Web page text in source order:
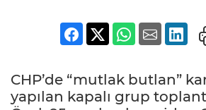
CHP’de “mutlak butlan”
yapılan kapalı grup